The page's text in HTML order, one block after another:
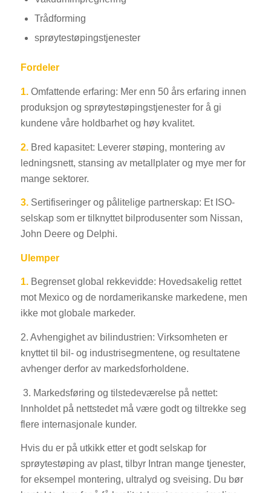
Trådforming
sprøytestøpingstjenester
Fordeler
1.Omfattende erfaring: Mer enn 50 års erfaring innen
produksjon og sprøytestøpingstjenester for å gi
kundene våre holdbarhet og høy kvalitet.
2.Bred kapasitet: Leverer støping, montering av
ledningsnett, stansing av metallplater og mye mer for
mange sektorer.
3.Sertifiseringer og pålitelige partnerskap: Et ISO-
selskap som er tilknyttet bilprodusenter som Nissan,
John Deere og Delphi.
Ulemper
1.Begrenset global rekkevidde: Hovedsakelig rettet
mot Mexico og de nordamerikanske markedene, men
ikke mot globale markeder.
2. Avhengighet av bilindustrien: Virksomheten er
knyttet til bil- og industrisegmentene, og resultatene
avhenger derfor av markedsforholdene.
3. Markedsføring og tilstedeværelse på nettet:
Innholdet på nettstedet må være godt og tiltrekke seg
flere internasjonale kunder.
Hvis du er på utkikk etter et godt selskap for
sprøytestøping av plast, tilbyr Intran mange tjenester,
for eksempel montering, ultralyd og sveising. Du bør